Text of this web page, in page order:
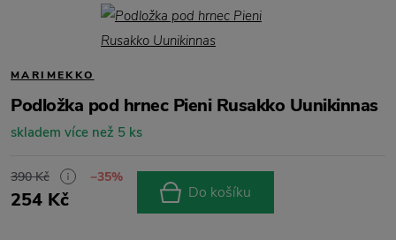
MARIMEKKO
Podložka pod hrnec Pieni Rusakko Uunikinnas
skladem více než 5 ks
390 Kč −35%
254 Kč Do košíku